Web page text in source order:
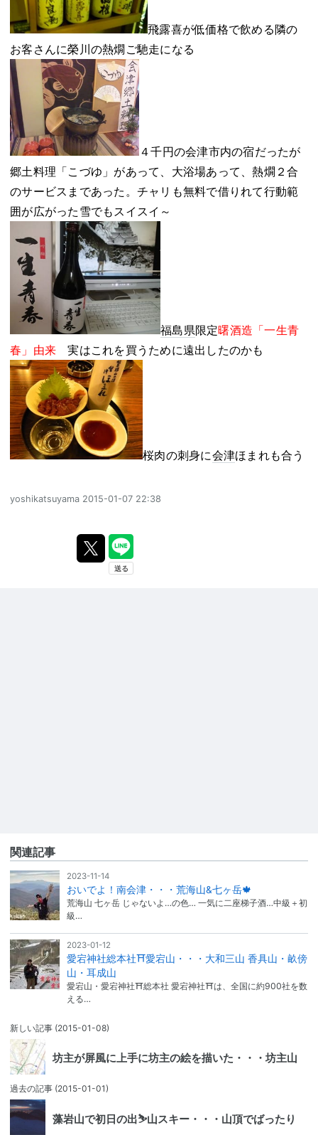
飛露喜が低価格で飲める隣の
お客さんに榮川の熱燗ご馳走になる
４千円の会津市内の宿だったが
郷土料理「こづゆ」があって、大浴場あって、熱燗２合
のサービスまであった。チャリも無料で借りれて行動範
囲が広がった雪でもスイスイ～
福島県限定曙酒造「一生青
春」由来 実はこれを買うために遠出したのかも
桜肉の刺身に会津ほまれも合う
yoshikatsuyama 2015-01-07 22:38
関連記事
2023-11-14
おいでよ！南会津・・・荒海山&七ヶ岳🍁
荒海山 七ヶ岳 じゃないよ…の色… 一気に二座梯子酒…中級＋初
級…
2023-01-12
愛宕神社総本社⛩愛宕山・・・大和三山 香具山・畝傍
山・耳成山
愛宕山・愛宕神社⛩総本社 愛宕神社⛩は、全国に約900社を数
える…
新しい記事 (2015-01-08)
坊主が屏風に上手に坊主の絵を描いた・・・坊主山
過去の記事 (2015-01-01)
藻岩山で初日の出⛷山スキー・・・山頂でばったり